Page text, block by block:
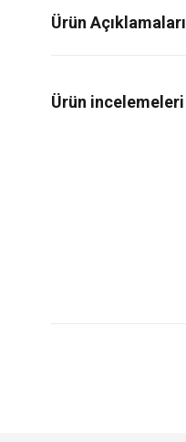
Ürün Açıklamaları